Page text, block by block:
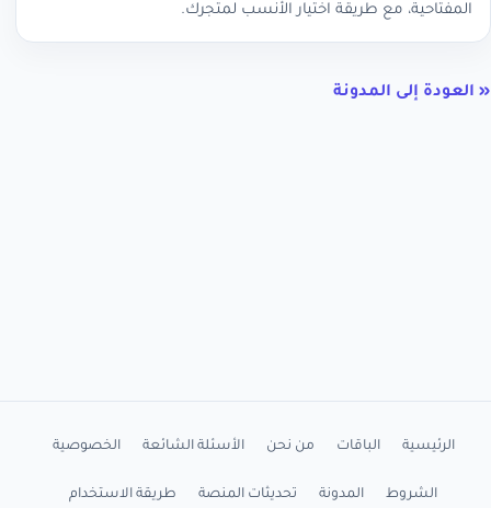
المفتاحية، مع طريقة اختيار الأنسب لمتجرك.
« العودة إلى المدونة
الرئيسية الباقات من نحن الأسئلة الشائعة الخصوصية
الشروط المدونة تحديثات المنصة طريقة الاستخدام